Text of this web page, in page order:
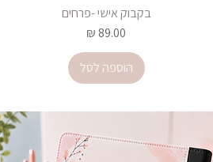
בקבוק אישי -פרחים
מחיר
הוספה לסל